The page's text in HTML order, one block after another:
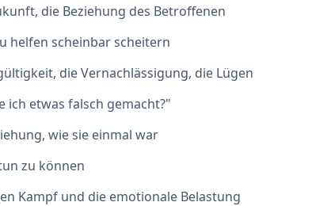
die Beziehung des Betroffenen
helfen scheinbar scheitern
die Vernachlässigung, die Lügen
ich etwas falsch gemacht?"
wie sie einmal war
zu können
Kampf und die emotionale Belastung